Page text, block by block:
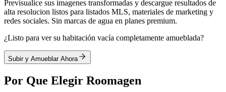
Previsualice sus imagenes transformadas y descargue resultados de
alta resolucion listos para listados MLS, materiales de marketing y
redes sociales. Sin marcas de agua en planes premium.
¿Listo para ver su habitación vacía completamente amueblada?
Subir y Amueblar Ahora
Por Que Elegir Roomagen